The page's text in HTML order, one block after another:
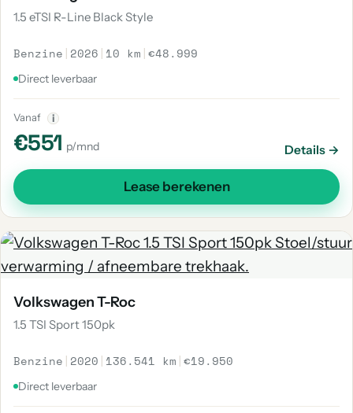
1.5 eTSI R-Line Black Style
Benzine | 2026 | 10 km |€48.999
Direct leverbaar
Vanaf i
€551 p/mnd Details →
Lease berekenen
Volkswagen T-Roc
1.5 TSI Sport 150pk
Benzine | 2020 | 136.541 km |€19.950
Direct leverbaar